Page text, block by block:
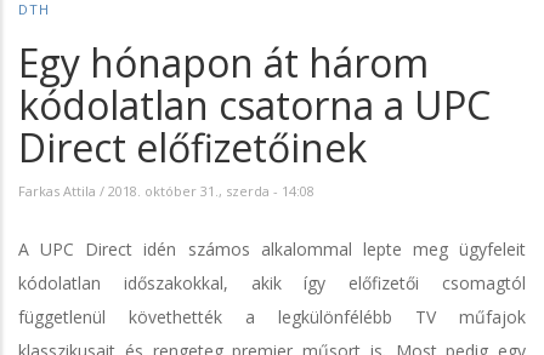
DTH
Egy hónapon át három
kódolatlan csatorna a UPC
Direct előfizetőinek
Farkas Attila / 2018. október 31., szerda - 14:08
A UPC Direct idén számos alkalommal lepte meg ügyfeleit
kódolatlan időszakokkal, akik így előfizetői csomagtól
függetlenül követhették a legkülönfélébb TV műfajok